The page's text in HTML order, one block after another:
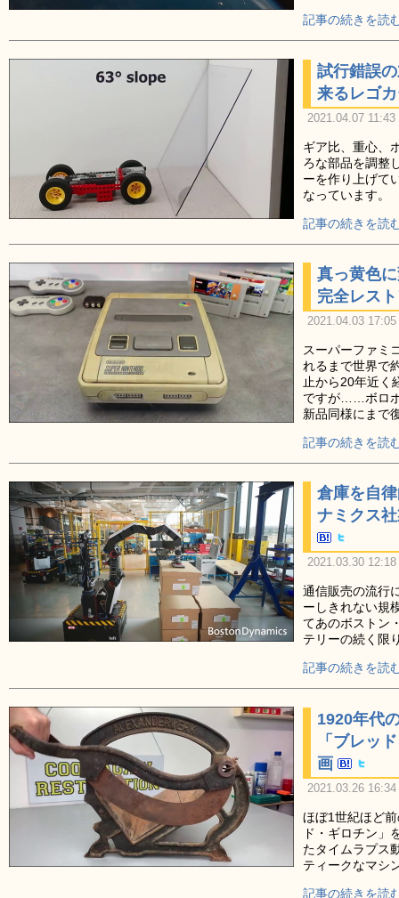
記事の続きを読
試行錯誤
来るレゴ
2021.04.07
ギア比、重心、
ろな部品を調整
ーを作り上げて
なっています。
記事の続きを読
真っ黄色
完全レス
2021.04.03
スーパーファミ
れるまで世界で
止から20年近く
ですが……ボロ
新品同様にまで
記事の続きを読
倉庫を自
ナミクス
2021.03.30
通信販売の流行
ーしきれない規
てあのボストン
テリーの続く限
記事の続きを読
1920年代
「ブレッ
画
2021.03.26
ほぼ1世紀ほど
ド・ギロチン」
たタイムラプス
ティークなマシ
記事の続きを読